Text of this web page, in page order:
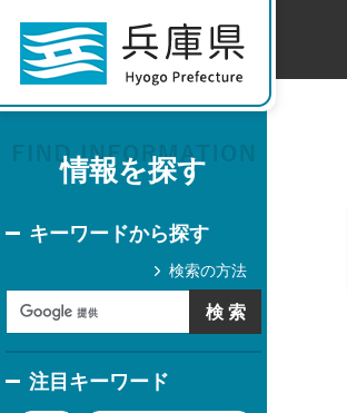
情報を探す
キーワードから探す
検索の方法
注目キーワード